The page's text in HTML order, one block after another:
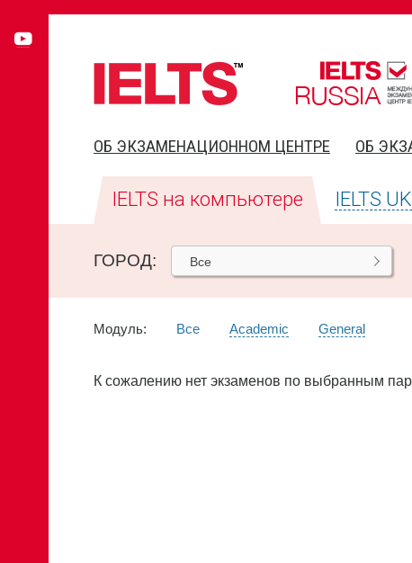
ОБ ЭКЗАМЕНАЦИОННОМ ЦЕНТРЕ ОБ
IELTS на компьютере IELTS
ГОРОД: Все
Модуль: Все Academic General
К сожалению нет экзаменов по выбранным